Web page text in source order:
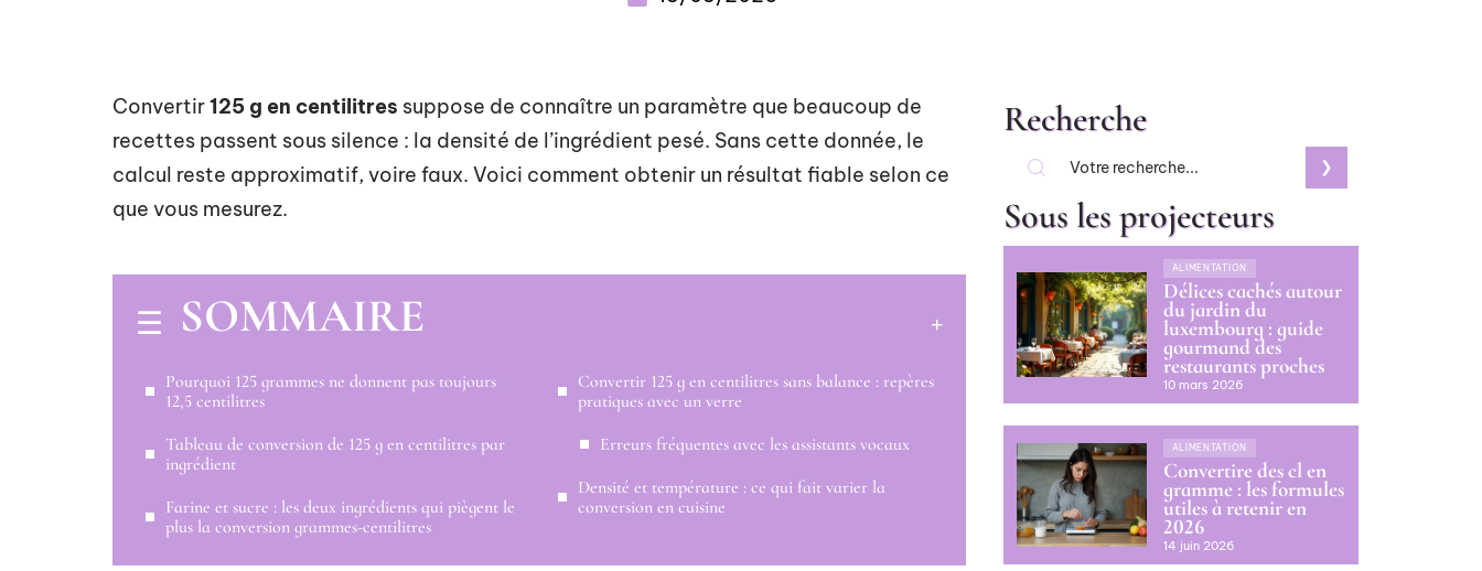
Convertir125 g en centilitres suppose de connaître un paramètre que beaucoup de
recettes passent sous silence : la densité de l’ingrédient pesé. Sans cette donnée, le
calcul reste approximatif, voire faux. Voici comment obtenir un résultat fiable selon ce
que vous mesurez.
SOMMAIRE
Pourquoi 125 grammes ne donnent pas toujours
12,5 centilitres
Tableau de conversion de 125 g en centilitres par
ingrédient
Farine et sucre : les deux ingrédients qui piègent le
plus la conversion grammes-centilitres
Convertir 125 g en centilitres sans balance : repères
pratiques avec un verre
Erreurs fréquentes avec les assistants vocaux
Densité et température : ce qui fait varier la
conversion en cuisine
Recherche
Sous les projecteurs
ALIMENTATION
Délices cachés autour
du jardin du
luxembourg : guide
gourmand des
restaurants proches
10 mars 2026
ALIMENTATION
Convertire des cl en
gramme : les formules
utiles à retenir en
2026
14 juin 2026